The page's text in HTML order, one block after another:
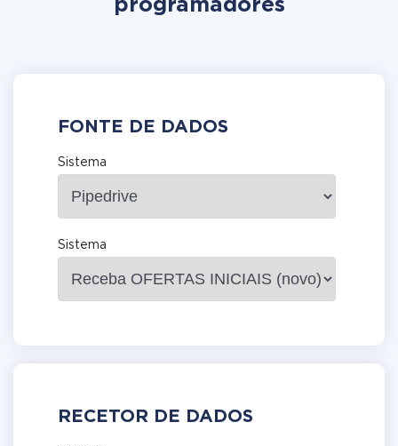
programadores
FONTE DE DADOS
Sistema
Sistema
RECETOR DE DADOS